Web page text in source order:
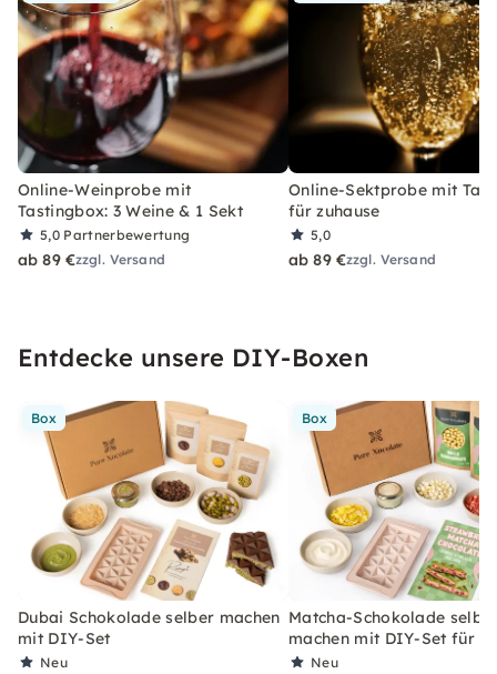
Online-Weinprobe mit
Tastingbox: 3 Weine & 1 Sekt
5,0 Partnerbewertung
ab 89 €zzgl. Versand
Online-Sektprobe mit
für zuhause
5,0
ab 89 €zzgl. Versand
Entdecke unsere DIY-Boxen
Box
Dubai Schokolade selber machen
mit DIY-Set
Neu
Box
Matcha-Schokolade
machen mit DIY-Set für
Neu